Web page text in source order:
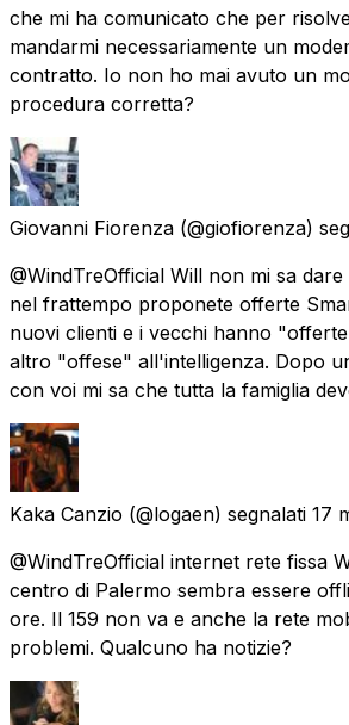
che mi ha comunicato che per
mandarmi necessariamente un
contratto. Io non ho mai avuto un
procedura corretta?
Giovanni Fiorenza (@giofiorenza)
@WindTreOfficial Will non mi sa
nel frattempo proponete offerte
nuovi clienti e i vecchi hanno
altro "offese" all'intelligenza. Dopo
con voi mi sa che tutta la famiglia
Kaka Canzio (@logaen) segnalati 17
@WindTreOfficial internet rete fissa
centro di Palermo sembra essere
ore. Il 159 non va e anche la rete
problemi. Qualcuno ha notizie?